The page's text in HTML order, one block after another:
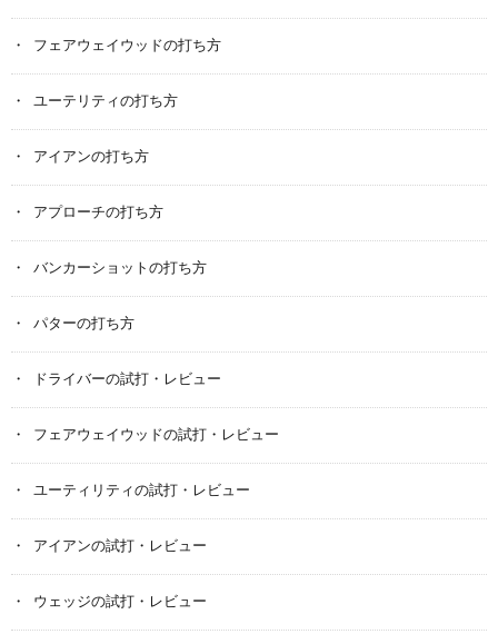
フェアウェイウッドの打ち方
ユーテリティの打ち方
アイアンの打ち方
アプローチの打ち方
バンカーショットの打ち方
パターの打ち方
ドライバーの試打・レビュー
フェアウェイウッドの試打・レビュー
ユーティリティの試打・レビュー
アイアンの試打・レビュー
ウェッジの試打・レビュー